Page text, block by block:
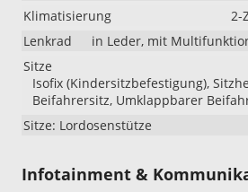
Klimatisierung
2-
Lenkrad
in Leder, mit
Sitze
Isofix (Kindersitzbefestigung),
Beifahrersitz, Umklappbarer
Sitze: Lordosenstütze
Infotainment &